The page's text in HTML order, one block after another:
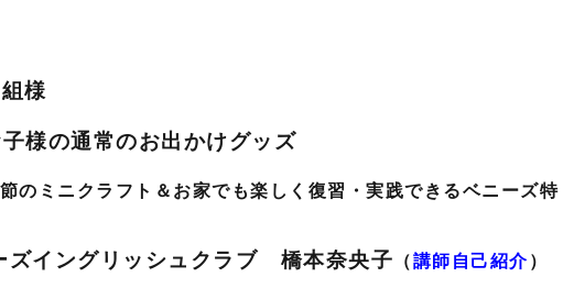
様
様の通常のお出かけグッズ
のミニクラフト＆お家でも楽しく復習・実践できるベニーズ特
ズイングリッシュクラブ 橋本奈央子 （講師自己紹介）